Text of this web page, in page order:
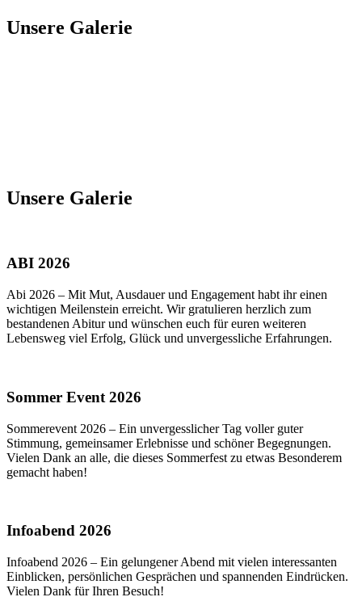
Unsere Galerie
Unsere Galerie
ABI 2026
Abi 2026 – Mit Mut, Ausdauer und Engagement habt ihr einen
wichtigen Meilenstein erreicht. Wir gratulieren herzlich zum
bestandenen Abitur und wünschen euch für euren weiteren
Lebensweg viel Erfolg, Glück und unvergessliche Erfahrungen.
Sommer Event 2026
Sommerevent 2026 – Ein unvergesslicher Tag voller guter
Stimmung, gemeinsamer Erlebnisse und schöner Begegnungen.
Vielen Dank an alle, die dieses Sommerfest zu etwas Besonderem
gemacht haben!
Infoabend 2026
Infoabend 2026 – Ein gelungener Abend mit vielen interessanten
Einblicken, persönlichen Gesprächen und spannenden Eindrücken.
Vielen Dank für Ihren Besuch!